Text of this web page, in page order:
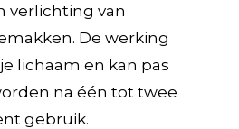
verlichting van
De werking
lichaam en kan pas
na één tot twee
gebruik.